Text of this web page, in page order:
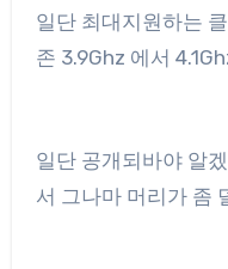
일단 최대지원하는
존 3.9Ghz 에서
일단 공개되바야 알
서 그나마 머리가 좀